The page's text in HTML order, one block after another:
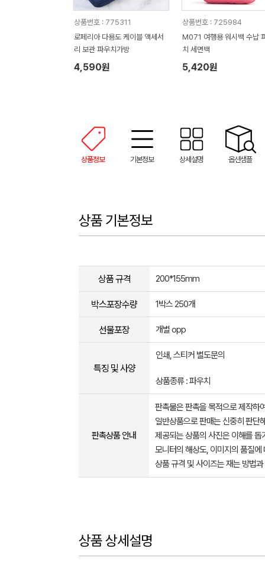
상품번호 : 775311
로페리아 다용도 케이블 액세서
리 보관 파우치가방
4,590원
상품번호 : 725984
M071 여행용 워시백 수납
치 세면백
5,420원
상품정보 기본정보 상세설명 옵션샘플
상품 기본정보
상품 규격 200*155mm
박스포장수량 1박스 250개
선물포장 개별 opp
특징 및 사양
인쇄, 스티커 별도문의
상품종류 : 파우치
판촉상품 안내
판촉물은 판촉을 목적으로 제작하
일반상품으로 판매는 신중히 판단
제공되는 상품의 사진은 이해를
모니터의 해상도, 이미지의 품질
상품 규격 및 사이즈는 재는 방법
상품 상세설명